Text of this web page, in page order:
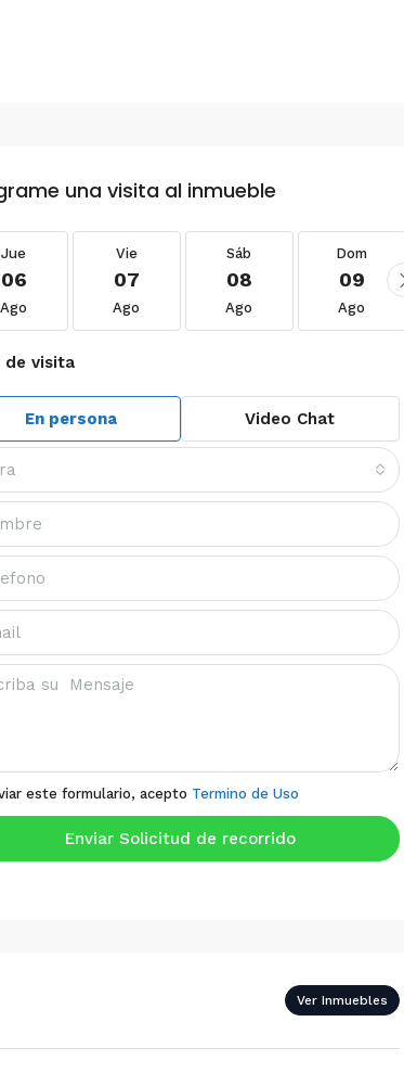
una visita al inmueble
Jue
06
Ago
Vie
07
Ago
Sáb
08
Ago
Dom
09
Ago
de visita
En persona Video Chat
este formulario, acepto Termino de Uso
Enviar Solicitud de recorrido
Ver Inmuebles